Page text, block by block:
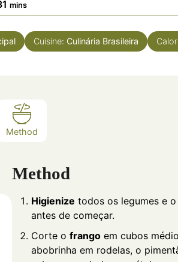
minutes
mins
Cuisine: Culinária Brasileira
Method
Method
Higienize todos os legumes e
antes de começar.
Corte o frangoem cubos
abobrinha em rodelas, o